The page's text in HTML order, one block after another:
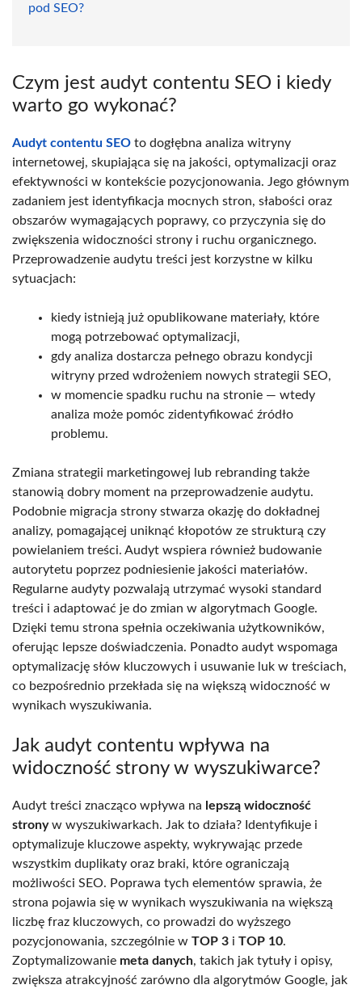
pod SEO?
Czym jest audyt contentu SEO i kiedy
warto go wykonać?
Audyt contentu SEO to dogłębna analiza witryny
internetowej, skupiająca się na jakości, optymalizacji oraz
efektywności w kontekście pozycjonowania. Jego głównym
zadaniem jest identyfikacja mocnych stron, słabości oraz
obszarów wymagających poprawy, co przyczynia się do
zwiększenia widoczności strony i ruchu organicznego.
Przeprowadzenie audytu treści jest korzystne w kilku
sytuacjach:
kiedy istnieją już opublikowane materiały, które
mogą potrzebować optymalizacji,
gdy analiza dostarcza pełnego obrazu kondycji
witryny przed wdrożeniem nowych strategii SEO,
w momencie spadku ruchu na stronie — wtedy
analiza może pomóc zidentyfikować źródło
problemu.
Zmiana strategii marketingowej lub rebranding także
stanowią dobry moment na przeprowadzenie audytu.
Podobnie migracja strony stwarza okazję do dokładnej
analizy, pomagającej uniknąć kłopotów ze strukturą czy
powielaniem treści. Audyt wspiera również budowanie
autorytetu poprzez podniesienie jakości materiałów.
Regularne audyty pozwalają utrzymać wysoki standard
treści i adaptować je do zmian w algorytmach Google.
Dzięki temu strona spełnia oczekiwania użytkowników,
oferując lepsze doświadczenia. Ponadto audyt wspomaga
optymalizację słów kluczowych i usuwanie luk w treściach,
co bezpośrednio przekłada się na większą widoczność w
wynikach wyszukiwania.
Jak audyt contentu wpływa na
widoczność strony w wyszukiwarce?
Audyt treści znacząco wpływa na lepszą widoczność
stronyw wyszukiwarkach. Jak to działa? Identyfikuje i
optymalizuje kluczowe aspekty, wykrywając przede
wszystkim duplikaty oraz braki, które ograniczają
możliwości SEO. Poprawa tych elementów sprawia, że
strona pojawia się w wynikach wyszukiwania na większą
liczbę fraz kluczowych, co prowadzi do wyższego
pozycjonowania, szczególnie w TOP 3 i TOP 10.
Zoptymalizowanie meta danych, takich jak tytuły i opisy,
zwiększa atrakcyjność zarówno dla algorytmów Google, jak